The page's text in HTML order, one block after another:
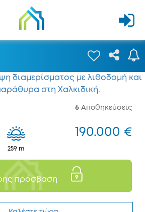
6 Αποθηκεύσεις
259 m
190.000 €
πρόσβαση